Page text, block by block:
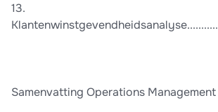
13.
Samenvatting Operations Management